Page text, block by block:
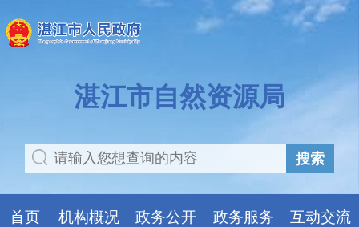
湛江市自然资源局
搜索
首页 机构概况 政务公开 政务服务
互动交流